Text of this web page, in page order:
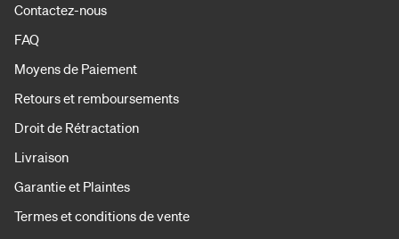
Contactez-nous
FAQ
Moyens de Paiement
Retours et remboursements
Droit de Rétractation
Livraison
Garantie et Plaintes
Termes et conditions de vente